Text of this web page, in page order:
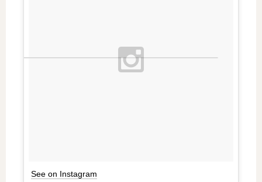
See on Instagram